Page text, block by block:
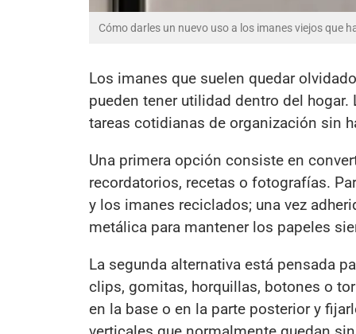
Cómo darles un nuevo uso a los imanes viejos que
Los imanes que suelen quedar
pueden tener utilidad dentro del
tareas cotidianas de organización sin
Una primera opción consiste en
recordatorios, recetas o fotografías.
y los imanes reciclados; una vez
metálica para mantener los papeles
La segunda alternativa está pensada
clips, gomitas, horquillas, botones o
en la base o en la parte posterior y